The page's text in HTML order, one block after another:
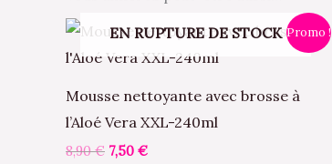
Promo !
EN RUPTURE DE STOCK
Mousse nettoyante avec brosse à
l’Aloé Vera XXL-240ml
8,90€
Le
prix
initial
8,90 €.
7,50 €
Le
prix
actuel
7,50 €.